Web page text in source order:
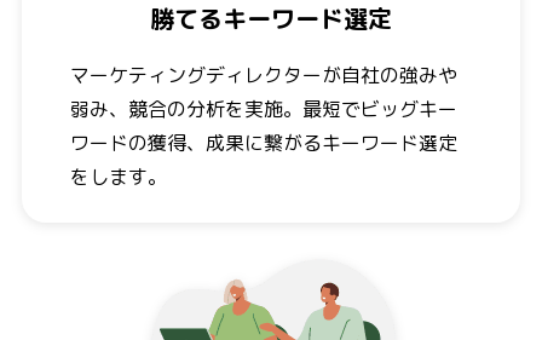
勝てるキーワード選定
マーケティングディレクターが自社の強みや
弱み、競合の分析を実施。最短でビッグキー
ワードの獲得、成果に繋がるキーワード選定
をします。